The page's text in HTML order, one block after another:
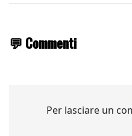
💬 Commenti